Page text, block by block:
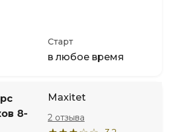
Старт
в любое время
8-
Maxitet
2 отзыва